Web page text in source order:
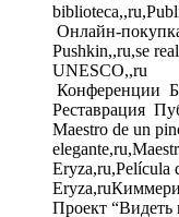
Онлайн-
Pushkin,,ru,se
UNESCO,,ru
Конференции
Реставрация
Maestro de un
Eryza,ru,Película
Eryza,ru
Проект “Видеть